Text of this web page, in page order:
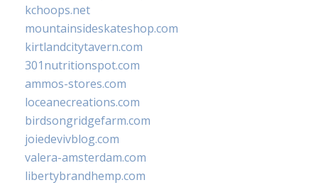
kchoops.net
mountainsideskateshop.com
kirtlandcitytavern.com
301nutritionspot.com
ammos-stores.com
loceanecreations.com
birdsongridgefarm.com
joiedevivblog.com
valera-amsterdam.com
libertybrandhemp.com